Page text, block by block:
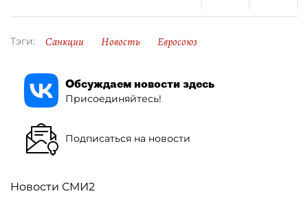
Тэги: Санкции Новость Евросоюз
Обсуждаем новости здесь
Присоединяйтесь!
Подписаться на новости
Новости СМИ2